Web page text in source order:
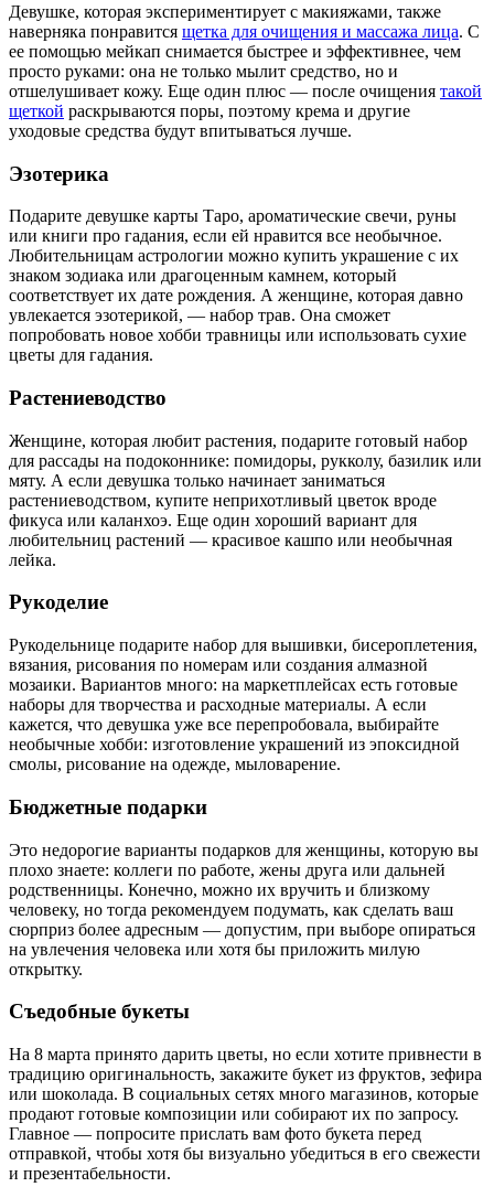
Девушке, которая экспериментирует с макияжами, также
наверняка понравится щетка для очищения и массажа лица. С
ее помощью мейкап снимается быстрее и эффективнее, чем
просто руками: она не только мылит средство, но и
отшелушивает кожу. Еще один плюс — после очищения такой
щеткой раскрываются поры, поэтому крема и другие
уходовые средства будут впитываться лучше.
Эзотерика
Подарите девушке карты Таро, ароматические свечи, руны
или книги про гадания, если ей нравится все необычное.
Любительницам астрологии можно купить украшение с их
знаком зодиака или драгоценным камнем, который
соответствует их дате рождения. А женщине, которая давно
увлекается эзотерикой, — набор трав. Она сможет
попробовать новое хобби травницы или использовать сухие
цветы для гадания.
Растениеводство
Женщине, которая любит растения, подарите готовый набор
для рассады на подоконнике: помидоры, рукколу, базилик или
мяту. А если девушка только начинает заниматься
растениеводством, купите неприхотливый цветок вроде
фикуса или каланхоэ. Еще один хороший вариант для
любительниц растений — красивое кашпо или необычная
лейка.
Рукоделие
Рукодельнице подарите набор для вышивки, бисероплетения,
вязания, рисования по номерам или создания алмазной
мозаики. Вариантов много: на маркетплейсах есть готовые
наборы для творчества и расходные материалы. А если
кажется, что девушка уже все перепробовала, выбирайте
необычные хобби: изготовление украшений из эпоксидной
смолы, рисование на одежде, мыловарение.
Бюджетные подарки
Это недорогие варианты подарков для женщины, которую вы
плохо знаете: коллеги по работе, жены друга или дальней
родственницы. Конечно, можно их вручить и близкому
человеку, но тогда рекомендуем подумать, как сделать ваш
сюрприз более адресным — допустим, при выборе опираться
на увлечения человека или хотя бы приложить милую
открытку.
Съедобные букеты
На 8 марта принято дарить цветы, но если хотите привнести в
традицию оригинальность, закажите букет из фруктов, зефира
или шоколада. В социальных сетях много магазинов, которые
продают готовые композиции или собирают их по запросу.
Главное — попросите прислать вам фото букета перед
отправкой, чтобы хотя бы визуально убедиться в его свежести
и презентабельности.